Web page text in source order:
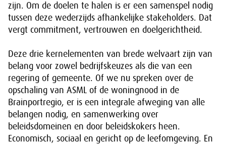
zijn. Om de doelen te halen is er een samenspel nodig
tussen deze wederzijds afhankelijke stakeholders. Dat
vergt commitment, vertrouwen en doelgerichtheid.
Deze drie kernelementen van brede welvaart zijn van
belang voor zowel bedrijfskeuzes als die van een
regering of gemeente. Of we nu spreken over de
opschaling van ASML of de woningnood in de
Brainportregio, er is een integrale afweging van alle
belangen nodig, en samenwerking over
beleidsdomeinen en door beleidskokers heen.
Economisch, sociaal en gericht op de leefomgeving. En